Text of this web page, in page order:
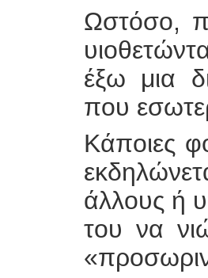
Ωστόσο,
έξω μια
που
Κάποιες
άλλους ή
του να